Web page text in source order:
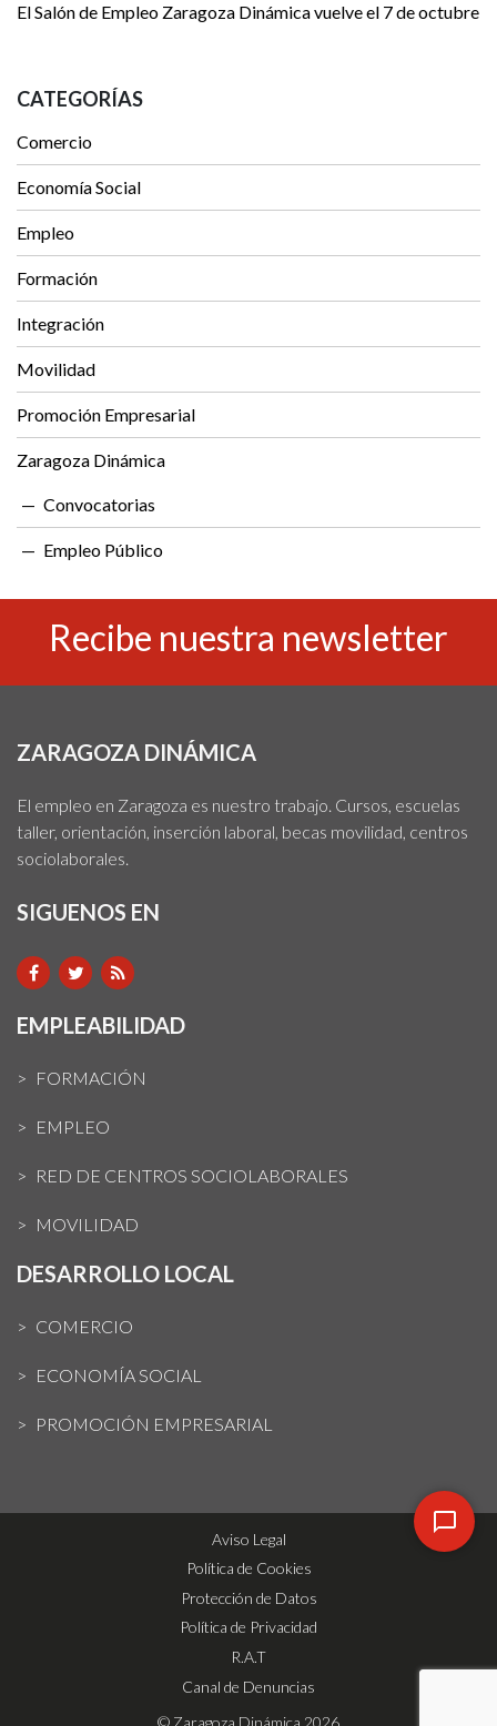
El Salón de Empleo Zaragoza Dinámica vuelve el 7 de octubre
CATEGORÍAS
Comercio
Economía Social
Empleo
Formación
Integración
Movilidad
Promoción Empresarial
Zaragoza Dinámica
Convocatorias
Empleo Público
Recibe nuestra newsletter
ZARAGOZA DINÁMICA
El empleo en Zaragoza es nuestro trabajo. Cursos, escuelas
taller, orientación, inserción laboral, becas movilidad, centros
sociolaborales.
SIGUENOS EN
EMPLEABILIDAD
FORMACIÓN
EMPLEO
RED DE CENTROS SOCIOLABORALES
MOVILIDAD
DESARROLLO LOCAL
COMERCIO
ECONOMÍA SOCIAL
PROMOCIÓN EMPRESARIAL
Aviso Legal
Política de Cookies
Protección de Datos
Política de Privacidad
R.A.T
Canal de Denuncias
© Zaragoza Dinámica 2026